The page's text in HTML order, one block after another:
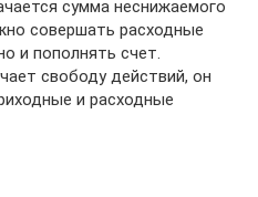
сумма неснижаемого
совершать расходные
и пополнять счет.
свободу действий, он
и расходные